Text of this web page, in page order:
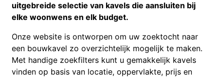
uitgebreide selectie van kavels die aansluiten bij
elke woonwens en elk budget.
Onze website is ontworpen om uw zoektocht naar
een bouwkavel zo overzichtelijk mogelijk te maken.
Met handige zoekfilters kunt u gemakkelijk kavels
vinden op basis van locatie, oppervlakte, prijs en